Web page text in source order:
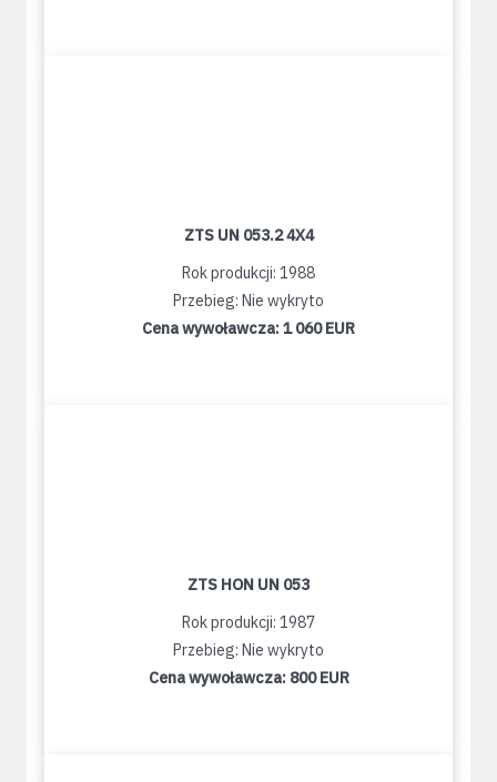
ZTS UN 053.2 4X4
Rok produkcji: 1988
Przebieg: Nie wykryto
Cena wywoławcza:1 060 EUR
ZTS HON UN 053
Rok produkcji: 1987
Przebieg: Nie wykryto
Cena wywoławcza: 800 EUR